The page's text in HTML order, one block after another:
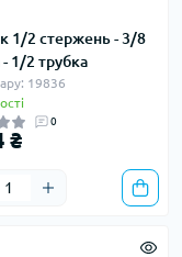
1/2 стержень - 3/8
- 1/2 трубка
19836
0
₴